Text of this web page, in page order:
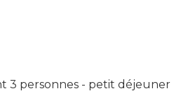
3 personnes - petit déjeuner